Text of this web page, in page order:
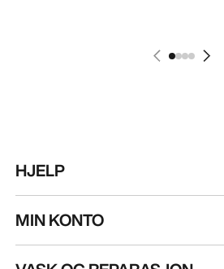
HJELP
MIN KONTO